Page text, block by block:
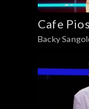
Cafe
Backy